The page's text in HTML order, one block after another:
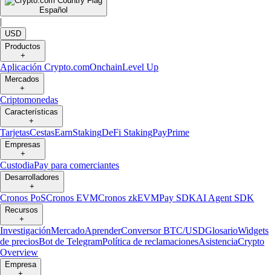
Español
USD
Productos
+
Aplicación Crypto.comOnchainLevel Up
Mercados
+
Criptomonedas
Características
+
TarjetasCestasEarnStakingDeFi StakingPayPrime
Empresas
+
CustodiaPay para comerciantes
Desarrolladores
+
Cronos PoSCronos EVMCronos zkEVMPay SDKAI Agent SDK
Recursos
+
InvestigaciónMercadoAprenderConversor BTC/USDGlosarioWidgets
de preciosBot de TelegramPolítica de reclamacionesAsistenciaCrypto
Overview
Empresa